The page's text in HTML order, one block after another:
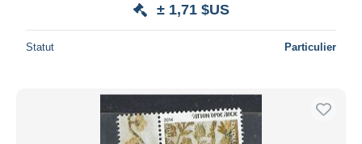
± 1,71 $US
Statut Particulier